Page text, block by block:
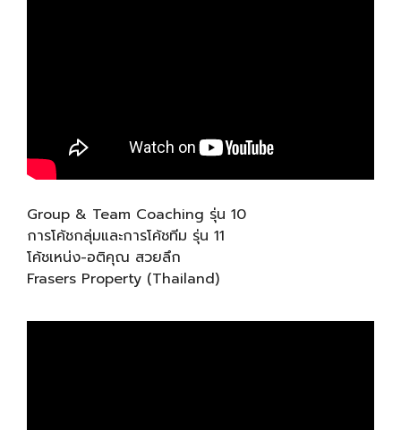
Group & Team Coaching รุ่น 10
การโค้ชกลุ่มและการโค้ชทีม รุ่น 11
โค้ชเหน่ง-อติคุณ สวยลึก
Frasers Property (Thailand)